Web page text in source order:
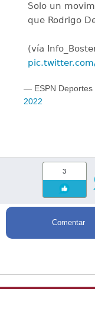
Solo un
que Rodrigo
(vía
— ESPN Deportes
2022
3
Comentar